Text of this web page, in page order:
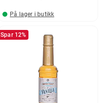
På lager i butikk
Spar 12%